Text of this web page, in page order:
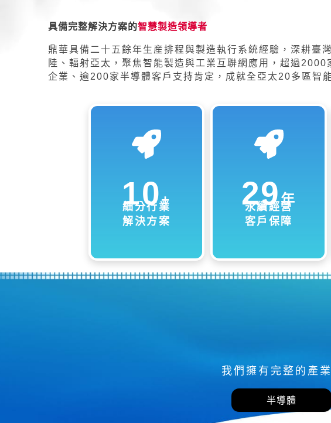
具備完整解決方案的智慧製造領導者
鼎華具備二十五餘年生産排程與製造執行系統經驗，深耕臺
陸、輻射亞太，聚焦智能製造與工業互聨網應用，超過2000
企業、逾200家半導體客戶支持肯定，成就全亞太20多區智
細分行業
解決方案
10+
永續經營
客戶保障
29年
我們擁有完整的產
半導體